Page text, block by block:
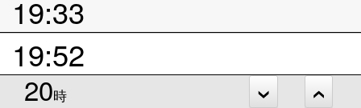
19:33
19:52
20時